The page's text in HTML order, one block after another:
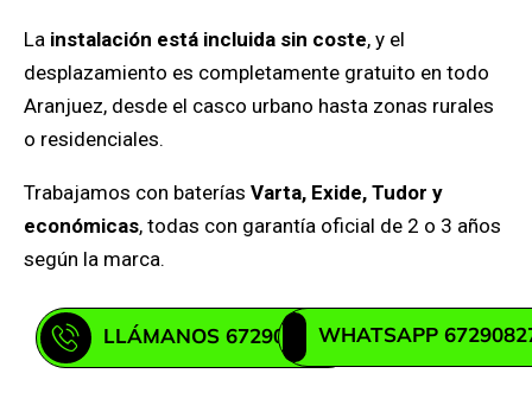
La instalación está incluida sin coste, y el
desplazamiento es completamente gratuito en todo
Aranjuez, desde el casco urbano hasta zonas rurales
o residenciales.
Trabajamos con baterías Varta, Exide, Tudor y
económicas, todas con garantía oficial de 2 o 3 años
según la marca.
LLÁMANOS 672908271WHATSAPP